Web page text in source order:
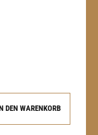
DEN WARENKORB